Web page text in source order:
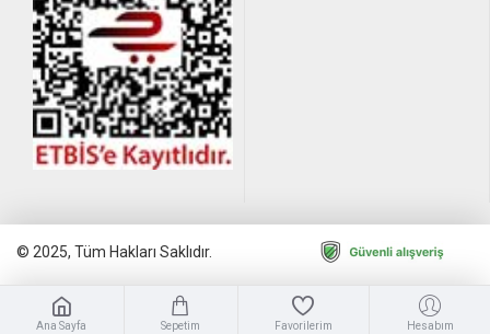
© 2025, Tüm Hakları Saklıdır.
Ana Sayfa Sepetim Favorilerim Hesabım